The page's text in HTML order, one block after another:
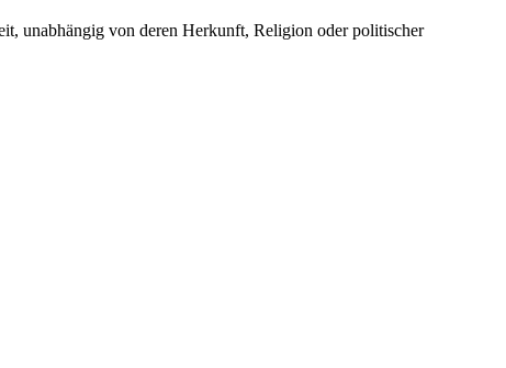
unabhängig von deren Herkunft, Religion oder politischer